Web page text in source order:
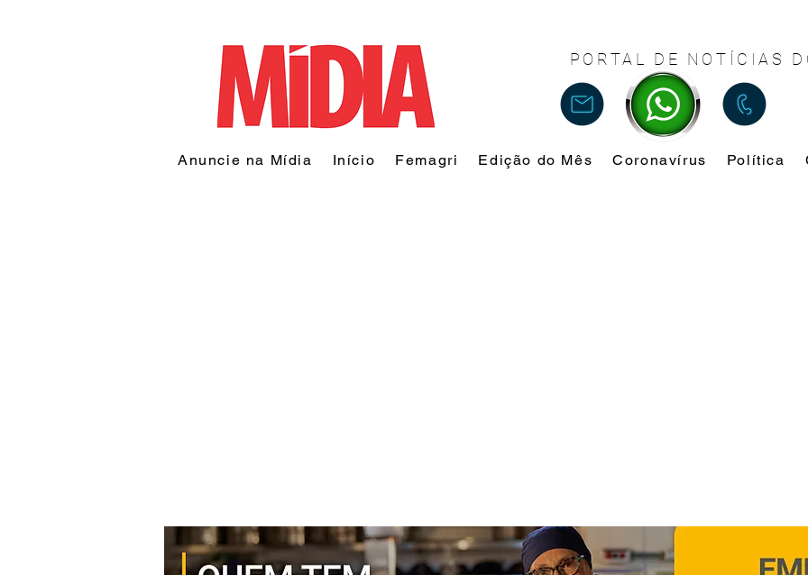
PORTAL DE NOTÍCIAS
Anuncie na Mídia Início Femagri Edição do Mês Coronavírus Política